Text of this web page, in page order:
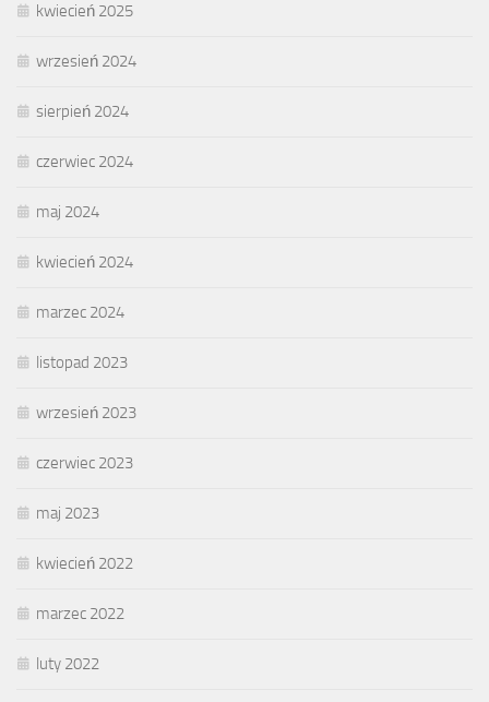
kwiecień 2025
wrzesień 2024
sierpień 2024
czerwiec 2024
maj 2024
kwiecień 2024
marzec 2024
listopad 2023
wrzesień 2023
czerwiec 2023
maj 2023
kwiecień 2022
marzec 2022
luty 2022